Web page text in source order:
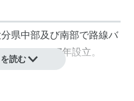
県中部及び南部で路線バ
いる。1937年設立。
読む